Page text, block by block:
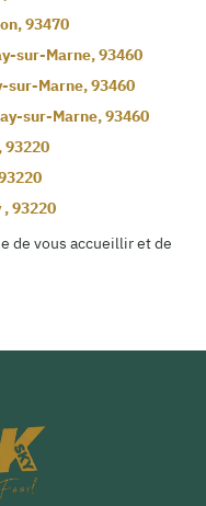
,93470
sur-Marne,93460
sur-Marne,93460
sur-Marne,93460
,93220
,93220
de vous accueillir et de